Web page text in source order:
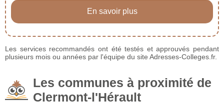
En savoir plus
Les services recommandés ont été testés et approuvés pendant
plusieurs mois ou années par l'équipe du site Adresses-Colleges.fr.
Les communes à proximité de
Clermont-l'Hérault